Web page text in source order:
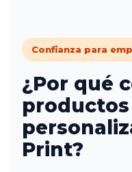
Confianza para
¿Por qué
productos
Print?